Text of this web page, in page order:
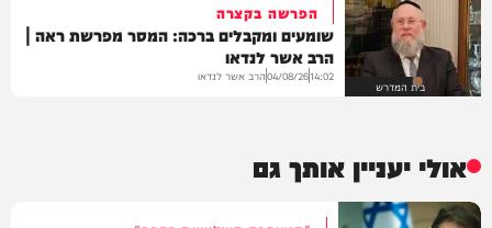
בית המדרש
הפרשה בקצרה
שומעים ומקבלים ברכה: המסר מפרשת ראה |
הרב אשר לנדאו
14:02
04/08/26הרב אשר לנדאו
אולי יעניין אותך גם